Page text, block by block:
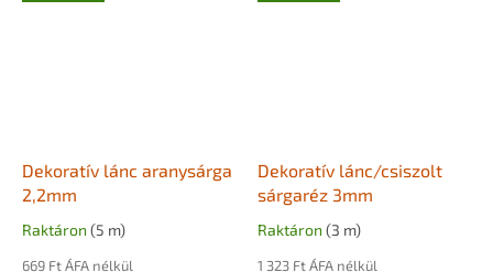
Dekoratív lánc aranysárga
2,2mm
Raktáron (5 m)
669 Ft ÁFA nélkül
Dekoratív lánc/csiszolt
sárgaréz 3mm
Raktáron (3 m)
1 323 Ft ÁFA nélkül